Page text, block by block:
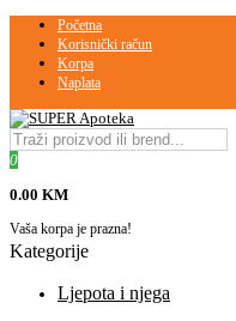
Početna
Korisnički račun
Korpa
Naplata
0
0.00 KM
Vaša korpa je prazna!
Kategorije
Ljepota i njega